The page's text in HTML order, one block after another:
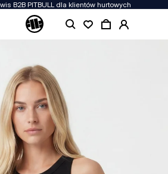
B2B PITBULL dla klientów hurtowych